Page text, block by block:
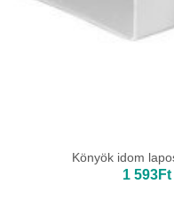
Könyök idom
1 593Ft